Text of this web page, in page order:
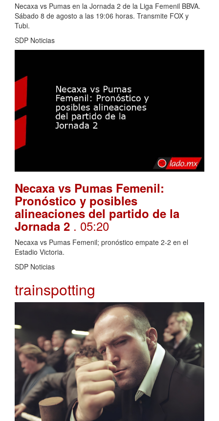
Necaxa vs Pumas en la Jornada 2 de la Liga Femenil BBVA.
Sábado 8 de agosto a las 19:06 horas. Transmite FOX y
Tubi.
SDP Noticias
Necaxa vs Pumas Femenil:
Pronóstico y posibles
alineaciones del partido de la
Jornada 2 . 05:20
Necaxa vs Pumas Femenil; pronóstico empate 2-2 en el
Estadio Victoria.
SDP Noticias
trainspotting